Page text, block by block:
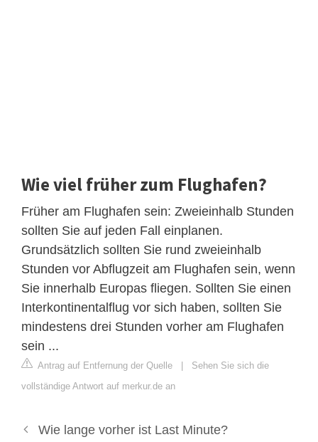
Wie viel früher zum Flughafen?
Früher am Flughafen sein: Zweieinhalb Stunden
sollten Sie auf jeden Fall einplanen.
Grundsätzlich sollten Sie rund zweieinhalb
Stunden vor Abflugzeit am Flughafen sein, wenn
Sie innerhalb Europas fliegen. Sollten Sie einen
Interkontinentalflug vor sich haben, sollten Sie
mindestens drei Stunden vorher am Flughafen
sein ...
Antrag auf Entfernung der Quelle | Sehen Sie sich die
vollständige Antwort auf merkur.de an
Wie lange vorher ist Last Minute?